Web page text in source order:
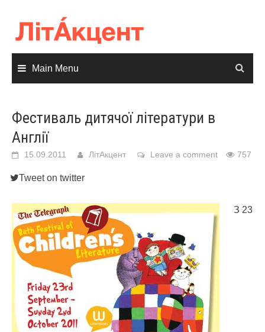
content
Main Menu
Фестиваль дитячої літератури в
Англії
15.09.2011 ЛітАкцент Leave a comment 757
Tweet on twitter
З 23